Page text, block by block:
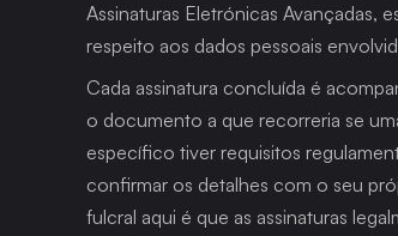
Assinaturas Eletrónicas Avançadas,
respeito aos dados pessoais
Cada assinatura concluída é
o documento a que recorreria se
específico tiver requisitos
confirmar os detalhes com o seu
fulcral aqui é que as assinaturas